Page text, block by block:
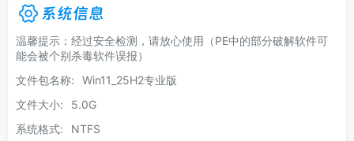
系统信息
温馨提示：经过安全检测，请放心使用（PE中的部分破解软件可
能会被个别杀毒软件误报）
文件包名称:
Win11_25H2专业版
文件大小:
5.0G
系统格式:
NTFS